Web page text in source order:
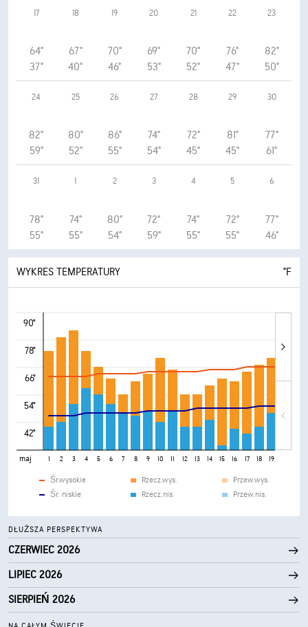
17
64°
37°
18
67°
40°
19
70°
46°
20
69°
53°
21
70°
52°
22
76°
47°
23
82°
50°
24
82°
59°
25
80°
52°
26
86°
55°
27
74°
54°
28
72°
45°
29
81°
45°
30
77°
61°
31
78°
55°
1
74°
55°
2
80°
54°
3
72°
59°
4
74°
55°
5
72°
55°
6
77°
46°
WYKRES TEMPERATURY °F
90°
78°
66°
54°
42°
maj 1 2 3 4 5 6 7 8 9 10 11 12 13 14 15 16 17 18 19
Śr.wysokie
Śr. niskie
Rzecz.wys.
Rzecz.nis.
Przew.wys.
Przew.nis.
DŁUŻSZA PERSPEKTYWA
CZERWIEC 2026
LIPIEC 2026
SIERPIEŃ 2026